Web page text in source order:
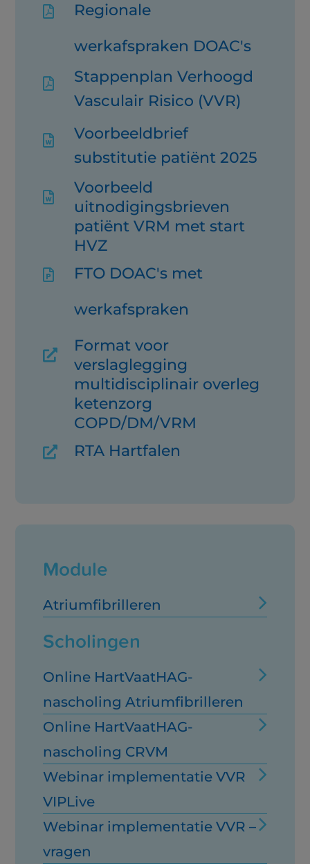

Regionale
werkafspraken DOAC's

Stappenplan Verhoogd
Vasculair Risico (VVR)

Voorbeeldbrief
substitutie patiënt 2025

Voorbeeld
uitnodigingsbrieven
patiënt VRM met start
HVZ

FTO DOAC's met
werkafspraken

Format voor
verslaglegging
multidisciplinair overleg
ketenzorg
COPD/DM/VRM
 RTA Hartfalen
Module
Atriumfibrilleren
Scholingen
Online HartVaatHAG-
nascholing Atriumfibrilleren
Online HartVaatHAG-
nascholing CRVM
Webinar implementatie VVR
VIPLive
Webinar implementatie VVR –
vragen